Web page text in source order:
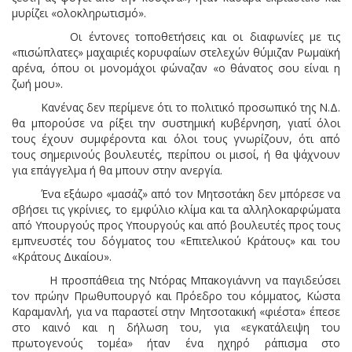
μυρίζει «ολοκληρωτισμό».
Οι έντονες τοποθετήσεις και οι διαφωνίες με τις
«πισώπλατες» μαχαιριές κορυφαίων στελεχών θύμιζαν Ρωμαϊκή
αρένα, όπου οι μονομάχοι φώναζαν «ο θάνατος σου είναι η
ζωή μου».
Κανένας δεν περίμενε ότι το πολιτικό προσωπικό της Ν.Δ.
θα μπορούσε να ρίξει την συστημική κυβέρνηση, γιατί όλοι
τους έχουν συμφέροντα και όλοι τους γνωρίζουν, ότι από
τους σημερινούς βουλευτές, περίπου οι μισοί, ή θα ψάχνουν
για επάγγελμα ή θα μπουν στην ανεργία.
Ένα εξάωρο «μασάζ» από τον Μητσοτάκη δεν μπόρεσε να
σβήσει τις γκρίνιες, το εμφύλιο κλίμα και τα αλληλοκαρφώματα
από Υπουργούς προς Υπουργούς και από βουλευτές προς τους
εμπνευστές του δόγματος του «Επιτελικού Κράτους» και του
«Κράτους Δικαίου».
Η προσπάθεια της Ντόρας Μπακογιάννη να παγιδεύσει
τον πρώην Πρωθυπουργό και Πρόεδρο του κόμματος, Κώστα
Καραμανλή, για να παραστεί στην Μητσοτακική «φιέστα» έπεσε
στο καινό και η δήλωση του, για «εγκατάλειψη του
πρωτογενούς τομέα» ήταν ένα ηχηρό ράπισμα στο